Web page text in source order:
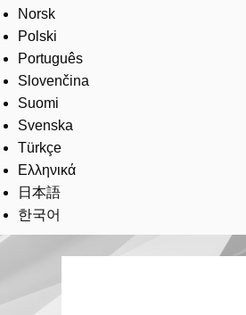
Norsk
Polski
Português
Slovenčina
Suomi
Svenska
Türkçe
Ελληνικά
日本語
한국어